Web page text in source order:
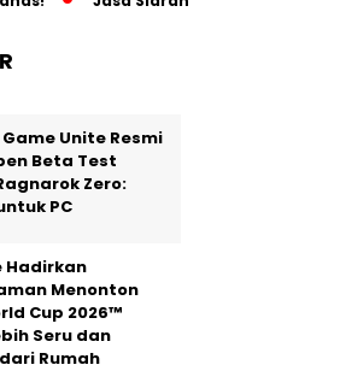
Unite Resmi
Beta Test
Zero:
PC
Hadirkan
Menonton
Cup 2026™
Seru dan
Rumah